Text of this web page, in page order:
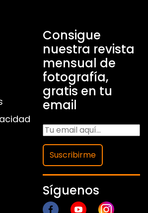
Consigue
nuestra revista
mensual de
fotografía,
gratis en tu
email
Suscribirme
Síguenos